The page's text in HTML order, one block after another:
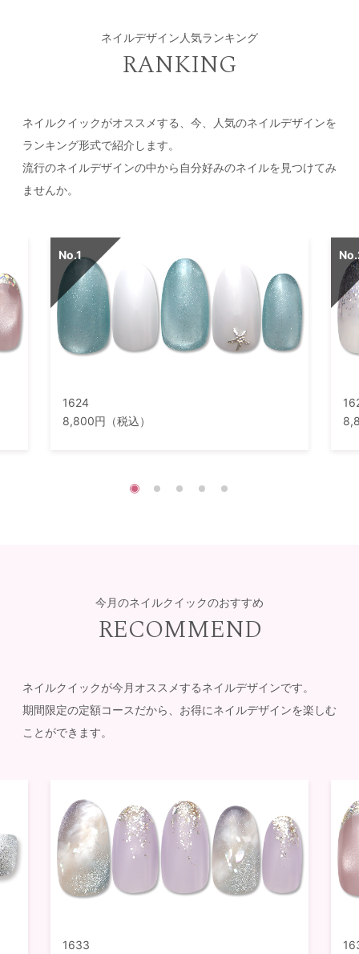
ネイルデザイン人気ランキング
RANKING
ネイルクイックがオススメする、今、人気のネイルデザインを
ランキング形式で紹介します。
流行のネイルデザインの中から自分好みのネイルを見つけてみ
ませんか。
1624
8,800円（税込）
今月のネイルクイックのおすすめ
RECOMMEND
ネイルクイックが今月オススメするネイルデザインです。
期間限定の定額コースだから、お得にネイルデザインを楽しむ
ことができます。
1633